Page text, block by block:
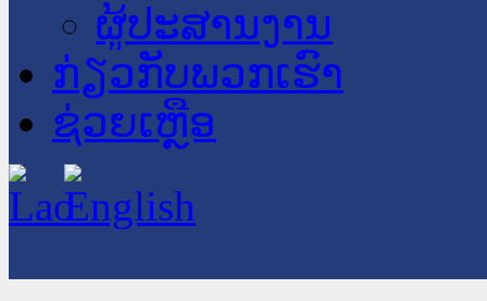
ຜູ້ປະສານງານ
ກ່ຽວກັບພວກເຮົາ
ຊ່ວຍເຫຼືອ